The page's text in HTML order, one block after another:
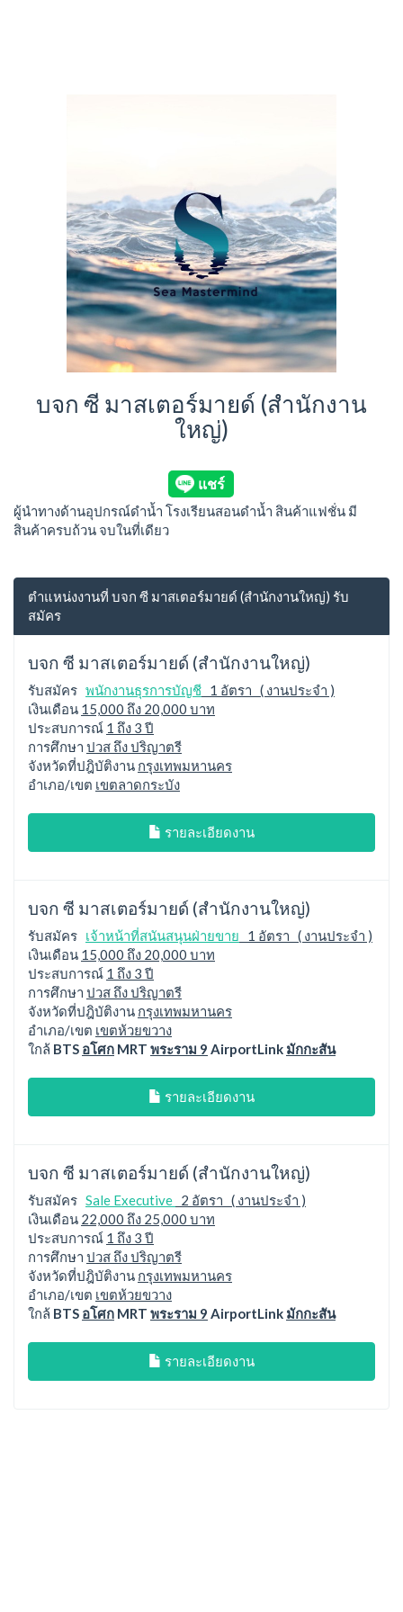
บจก ซี มาสเตอร์มายด์ (สำนักงาน
ใหญ่)
ผู้นำทางด้านอุปกรณ์ดำน้ำ โรงเรียนสอนดำน้ำ สินค้าแฟชั่น มี
สินค้าครบถ้วน จบในที่เดียว
ตำแหน่งงานที่ บจก ซี มาสเตอร์มายด์ (สำนักงานใหญ่) รับ
สมัคร
บจก ซี มาสเตอร์มายด์ (สำนักงานใหญ่)
รับสมัคร พนักงานธุรการบัญชี 1 อัตรา ( งานประจำ )
เงินเดือน 15,000 ถึง 20,000 บาท
ประสบการณ์ 1 ถึง 3 ปี
การศึกษา ปวส ถึง ปริญาตรี
จังหวัดที่ปฎิบัติงาน กรุงเทพมหานคร
อำเภอ/เขต เขตลาดกระบัง
รายละเอียดงาน
บจก ซี มาสเตอร์มายด์ (สำนักงานใหญ่)
รับสมัคร เจ้าหน้าที่สนันสนุนฝ่ายขาย 1 อัตรา ( งานประจำ )
เงินเดือน 15,000 ถึง 20,000 บาท
ประสบการณ์ 1 ถึง 3 ปี
การศึกษา ปวส ถึง ปริญาตรี
จังหวัดที่ปฎิบัติงาน กรุงเทพมหานคร
อำเภอ/เขต เขตห้วยขวาง
ใกล้ BTS อโศก MRT พระราม 9 AirportLink มักกะสัน
รายละเอียดงาน
บจก ซี มาสเตอร์มายด์ (สำนักงานใหญ่)
รับสมัคร Sale Executive 2 อัตรา ( งานประจำ )
เงินเดือน 22,000 ถึง 25,000 บาท
ประสบการณ์ 1 ถึง 3 ปี
การศึกษา ปวส ถึง ปริญาตรี
จังหวัดที่ปฎิบัติงาน กรุงเทพมหานคร
อำเภอ/เขต เขตห้วยขวาง
ใกล้ BTS อโศก MRT พระราม 9 AirportLink มักกะสัน
รายละเอียดงาน